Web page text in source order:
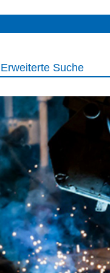
Erweiterte Suche